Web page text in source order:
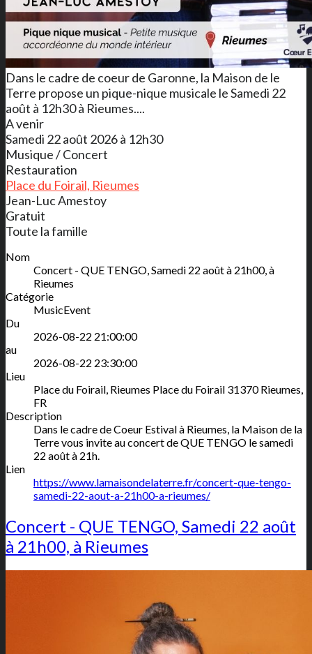
Dans le cadre de coeur de Garonne, la Maison de le
Terre propose un pique-nique musicale le Samedi 22
août à 12h30 à Rieumes....
A venir
Samedi 22 août 2026 à 12h30
Musique / Concert
Restauration
Place du Foirail, Rieumes
Jean-Luc Amestoy
Gratuit
Toute la famille
Nom
Concert - QUE TENGO, Samedi 22 août à 21h00, à
Rieumes
Catégorie
MusicEvent
Du
2026-08-22 21:00:00
au
2026-08-22 23:30:00
Lieu
Place du Foirail, Rieumes Place du Foirail 31370 Rieumes,
FR
Description
Dans le cadre de Coeur Estival à Rieumes, la Maison de la
Terre vous invite au concert de QUE TENGO le samedi
22 août à 21h.
Lien
https://www.lamaisondelaterre.fr/concert-que-tengo-
samedi-22-aout-a-21h00-a-rieumes/
Concert - QUE TENGO, Samedi 22 août
à 21h00, à Rieumes